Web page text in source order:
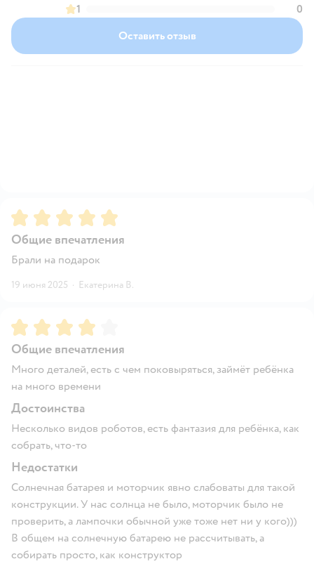
1
0
Оставить отзыв
Рейтинг:5
Общие впечатления
Брали на подарок
19 июня 2025 · Екатерина В.
Рейтинг:4
Общие впечатления
Много деталей, есть с чем поковыряться, займёт ребёнка
на много времени
Достоинства
Несколько видов роботов, есть фантазия для ребёнка, как
собрать, что-то
Недостатки
Солнечная батарея и моторчик явно слабоваты для такой
конструкции. У нас солнца не было, моторчик было не
проверить, а лампочки обычной уже тоже нет ни у кого)))
В общем на солнечную батарею не рассчитывать, а
собирать просто, как конструктор